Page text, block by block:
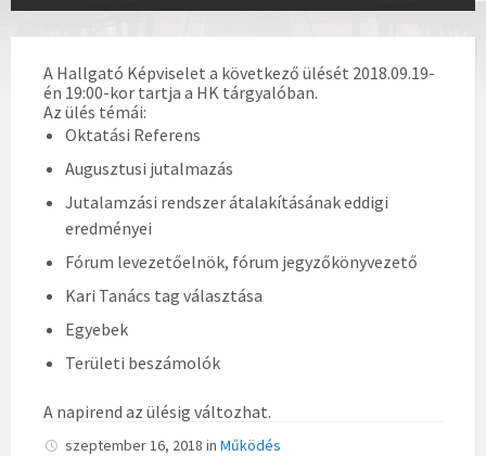
A Hallgató Képviselet a következő ülését 2018.09.19-
én 19:00-kor tartja a HK tárgyalóban.
Az ülés témái:
Oktatási Referens
Augusztusi jutalmazás
Jutalamzási rendszer átalakításának eddigi
eredményei
Fórum levezetőelnök, fórum jegyzőkönyvezető
Kari Tanács tag választása
Egyebek
Területi beszámolók
A napirend az ülésig változhat.
szeptember 16, 2018 in Működés